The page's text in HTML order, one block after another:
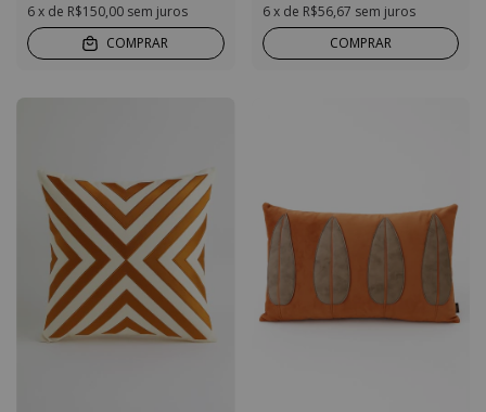
6x de R$150,00 sem juros
COMPRAR
6 x de R$56,67 sem juros
COMPRAR